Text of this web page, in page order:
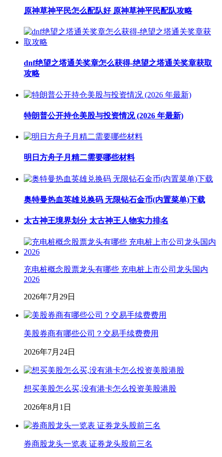
原神草神平民怎么配队好 原神草神平民配队攻略
dnf绝望之塔通关奖章怎么获得-绝望之塔通关奖章获取
攻略
特朗普公开持仓美股与投资情况 (2026 年最新)
明日方舟子月精二需要哪些材料
奥特曼热血英雄兑换码 无限钻石金币(内置菜单)下载
太古神王境界划分 太古神王人物实力排名
充电桩概念股票龙头有哪些 充电桩上市公司龙头国内
2026
2026年7月29日
美股券商有哪些公司？交易手续费费用
2026年7月24日
想买美股怎么买,没有港卡怎么投资美股港股
2026年8月1日
券商股龙头一览表 证券龙头股前三名